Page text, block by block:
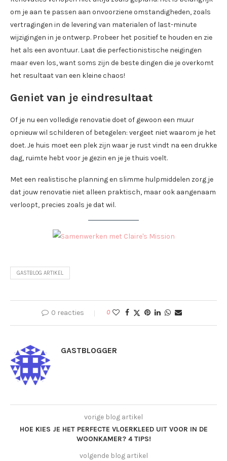
om je aan te passen aan onvoorziene omstandigheden, zoals
vertragingen in de levering van materialen of last-minute
wijzigingen in je ontwerp. Probeer het positief te houden en zie
het als een avontuur. Laat die perfectionistische neigingen
maar even los, want soms zijn de beste dingen die je overkomt
het resultaat van een kleine chaos!
Geniet van je eindresultaat
Of je nu een volledige renovatie doet of gewoon een muur
opnieuw wil schilderen of betegelen: vergeet niet waarom je het
doet. Je huis moet een plek zijn waar je rust vindt na een drukke
dag, ruimte hebt voor je gezin en je je thuis voelt.
Met een realistische planning en slimme hulpmiddelen zorg je
dat jouw renovatie niet alleen praktisch, maar ook aangenaam
verloopt, precies zoals je dat wil.
GASTBLOG ARTIKEL
0 reacties 0
GASTBLOGGER
vorige blog artikel
HOE KIES JE HET PERFECTE VLOERKLEED UIT VOOR IN DE
WOONKAMER? 4 TIPS!
volgende blog artikel